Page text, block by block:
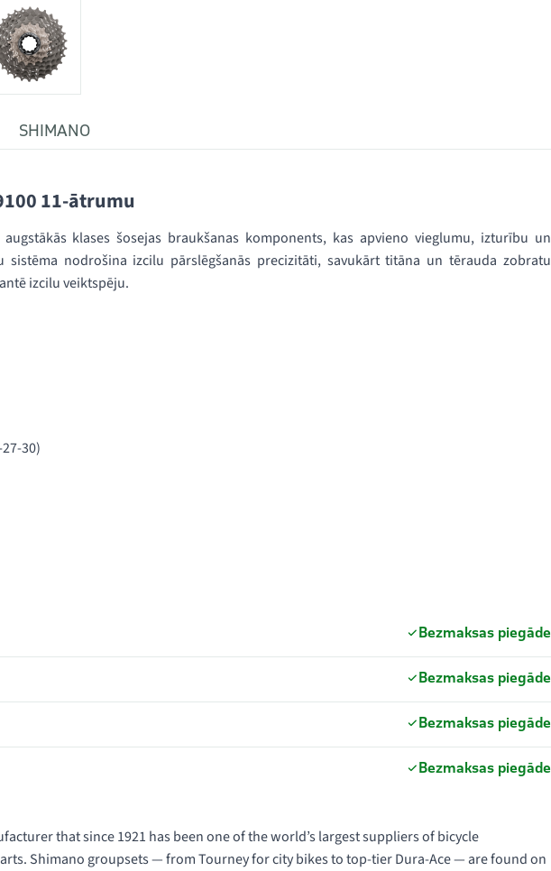
SHIMANO
11-ātrumu
klases šosejas braukšanas komponents, kas apvieno vieglumu, izturību un
sistēma nodrošina izcilu pārslēgšanās precizitāti, savukārt titāna un tērauda zobratu
izcilu veiktspēju.
30)
Bezmaksas piegāde
Bezmaksas piegāde
Bezmaksas piegāde
Bezmaksas piegāde
that since 1921 has been one of the world’s largest suppliers of bicycle
Shimano groupsets — from Tourney for city bikes to top-tier Dura-Ace — are found on